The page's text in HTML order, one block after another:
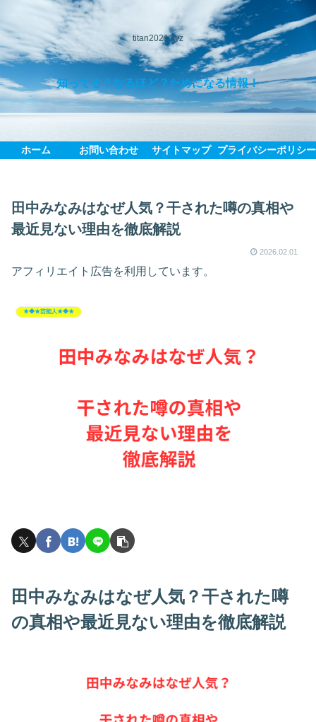
titan2021.xyz
知ってる？なるほど？ためになる情報！
ホーム お問い合わせ サイトマップ プライバシーポリシー
田中みなみはなぜ人気？干された噂の真相や
最近見ない理由を徹底解説
2026.02.01
アフィリエイト広告を利用しています。
★◆★芸能人★◆★
田中みなみはなぜ人気？干された噂
の真相や最近見ない理由を徹底解説